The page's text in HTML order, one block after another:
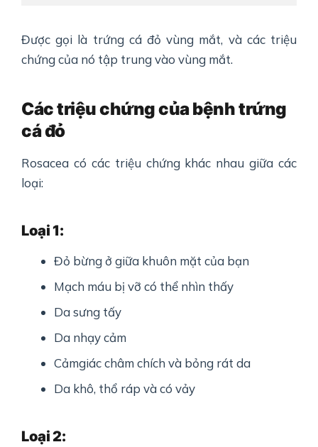
Được gọi là trứng cá đỏ vùng mắt, và các triệu
chứng của nó tập trung vào vùng mắt.
Các triệu chứng của bệnh trứng
cá đỏ
Rosacea có các triệu chứng khác nhau giữa các
loại:
Loại 1:
Đỏ bừng ở giữa khuôn mặt của bạn
Mạch máu bị vỡ có thể nhìn thấy
Da sưng tấy
Da nhạy cảm
Cảmgiác châm chích và bỏng rát da
Da khô, thổ ráp và có vảy
Loại 2: